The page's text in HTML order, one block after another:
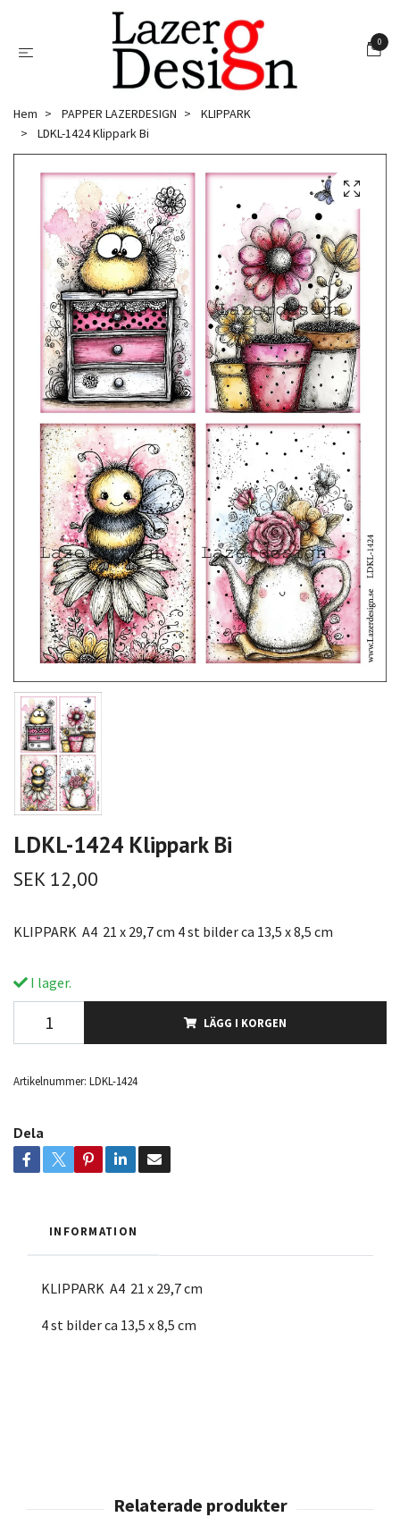
0
Hem PAPPER LAZERDESIGN
KLIPPARK
LDKL-1424 Klippark Bi
LDKL-1424 Klippark Bi
SEK 12,00
KLIPPARK A4 21 x 29,7 cm 4 st bilder ca 13,5 x 8,5 cm
I lager.
LÄGG I KORGEN
Artikelnummer: LDKL-1424
Dela
INFORMATION
KLIPPARK A4 21 x 29,7 cm
4 st bilder ca 13,5 x 8,5 cm